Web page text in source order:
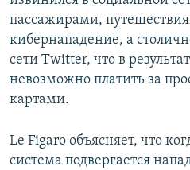
пассажирами,
кибернападение, а
сети Twitter, что в
невозможно платить за
картами.
Le Figaro объясняет, что
система подвергается